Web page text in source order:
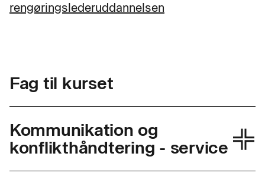
rengøringslederuddannelsen
Fag til kurset
Kommunikation og
konflikthåndtering - service